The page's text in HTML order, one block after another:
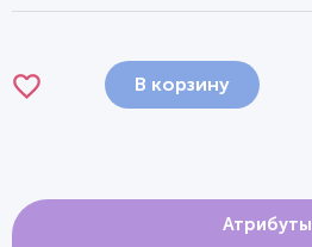
В корзину
Атрибуты